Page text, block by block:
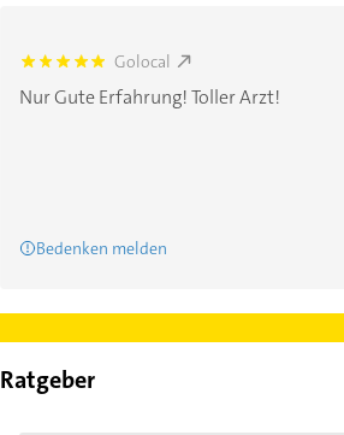
5.0 Golocal
Nur Gute Erfahrung! Toller Arzt!
Bedenken melden
Ratgeber